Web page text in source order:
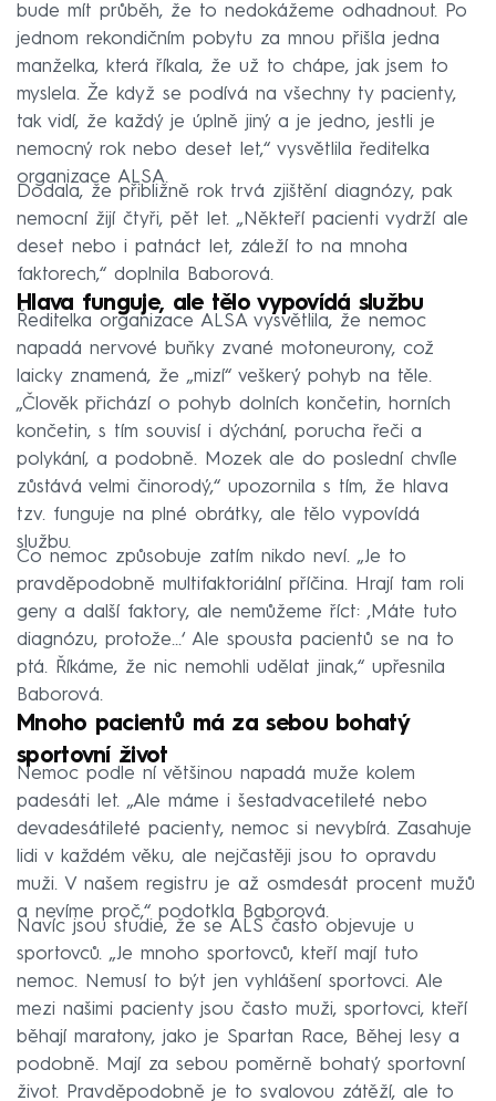
bude mít průběh, že to nedokážeme odhadnout. Po
jednom rekondičním pobytu za mnou přišla jedna
manželka, která říkala, že už to chápe, jak jsem to
myslela. Že když se podívá na všechny ty pacienty,
tak vidí, že každý je úplně jiný a je jedno, jestli je
nemocný rok nebo deset let,“ vysvětlila ředitelka
organizace ALSA.
Dodala, že přibližně rok trvá zjištění diagnózy, pak
nemocní žijí čtyři, pět let. „Někteří pacienti vydrží ale
deset nebo i patnáct let, záleží to na mnoha
faktorech,“ doplnila Baborová.
Hlava funguje, ale tělo vypovídá službu
Ředitelka organizace ALSA vysvětlila, že nemoc
napadá nervové buňky zvané motoneurony, což
laicky znamená, že „mizí“ veškerý pohyb na těle.
„Člověk přichází o pohyb dolních končetin, horních
končetin, s tím souvisí i dýchání, porucha řeči a
polykání, a podobně. Mozek ale do poslední chvíle
zůstává velmi činorodý,“ upozornila s tím, že hlava
tzv. funguje na plné obrátky, ale tělo vypovídá
službu.
Co nemoc způsobuje zatím nikdo neví. „Je to
pravděpodobně multifaktoriální příčina. Hrají tam roli
geny a další faktory, ale nemůžeme říct: ‚Máte tuto
diagnózu, protože…‘ Ale spousta pacientů se na to
ptá. Říkáme, že nic nemohli udělat jinak,“ upřesnila
Baborová.
Mnoho pacientů má za sebou bohatý
sportovní život
Nemoc podle ní většinou napadá muže kolem
padesáti let. „Ale máme i šestadvacetileté nebo
devadesátileté pacienty, nemoc si nevybírá. Zasahuje
lidi v každém věku, ale nejčastěji jsou to opravdu
muži. V našem registru je až osmdesát procent mužů
a nevíme proč,“ podotkla Baborová.
Navíc jsou studie, že se ALS často objevuje u
sportovců. „Je mnoho sportovců, kteří mají tuto
nemoc. Nemusí to být jen vyhlášení sportovci. Ale
mezi našimi pacienty jsou často muži, sportovci, kteří
běhají maratony, jako je Spartan Race, Běhej lesy a
podobně. Mají za sebou poměrně bohatý sportovní
život. Pravděpodobně je to svalovou zátěží, ale to